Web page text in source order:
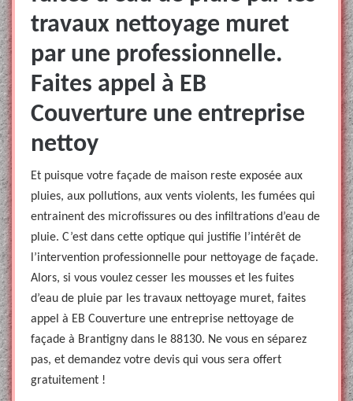
travaux nettoyage muret
par une professionnelle.
Faites appel à EB
Couverture une entreprise
nettoy
Et puisque votre façade de maison reste exposée aux
pluies, aux pollutions, aux vents violents, les fumées qui
entrainent des microfissures ou des infiltrations d’eau de
pluie. C’est dans cette optique qui justifie l’intérêt de
l’intervention professionnelle pour nettoyage de façade.
Alors, si vous voulez cesser les mousses et les fuites
d’eau de pluie par les travaux nettoyage muret, faites
appel à EB Couverture une entreprise nettoyage de
façade à Brantigny dans le 88130. Ne vous en séparez
pas, et demandez votre devis qui vous sera offert
gratuitement !